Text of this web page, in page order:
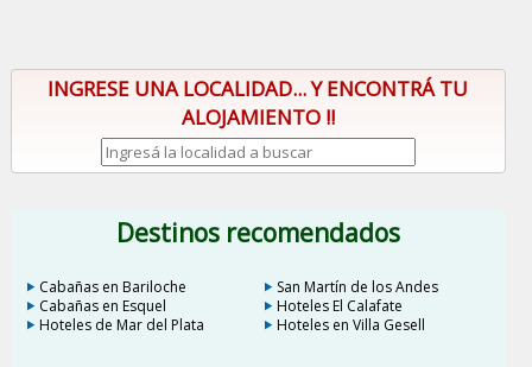
INGRESE UNA LOCALIDAD... Y ENCONTRÁ TU
ALOJAMIENTO !!
Destinos recomendados
Cabañas en Bariloche
San Martín de los Andes
Cabañas en Esquel
Hoteles El Calafate
Hoteles de Mar del Plata
Hoteles en Villa Gesell